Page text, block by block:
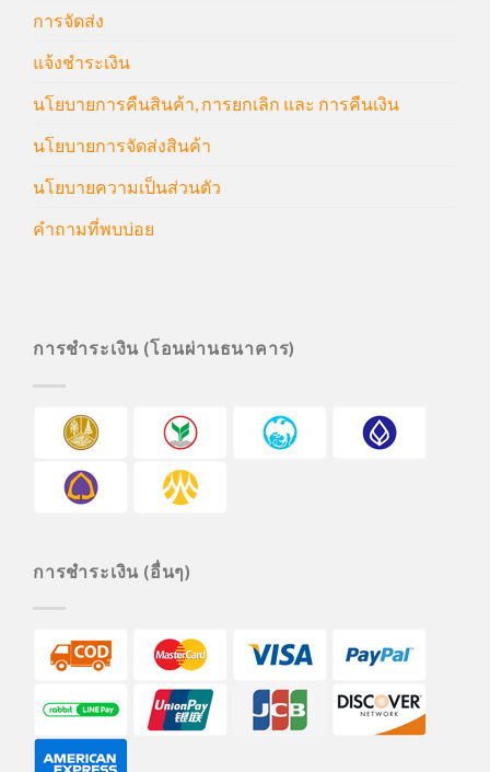
การจัดส่ง
แจ้งชำระเงิน
นโยบายการคืนสินค้า, การยกเลิก และ การคืนเงิน
นโยบายการจัดส่งสินค้า
นโยบายความเป็นส่วนตัว
คำถามที่พบบ่อย
การชำระเงิน (โอนผ่านธนาคาร)
การชำระเงิน (อื่นๆ)